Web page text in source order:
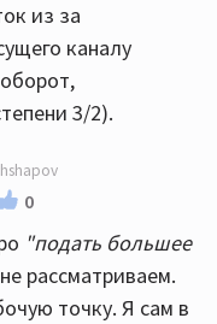
из за
каналу
3/2).
0
"подать большее
рассматриваем.
точку. Я сам в